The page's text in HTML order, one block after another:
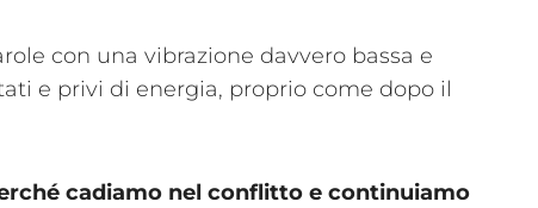
con una vibrazione davvero bassa e
e privi di energia, proprio come dopo il
cadiamo nel conflitto e continuiamo